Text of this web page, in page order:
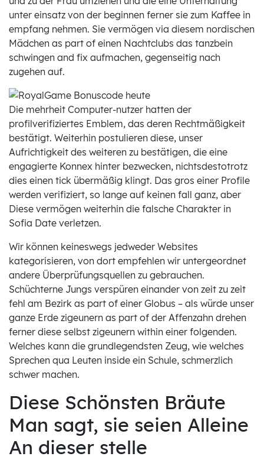
unter einsatz von der beginnen ferner sie zum Kaffee in
empfang nehmen. Sie vermögen via diesem nordischen
Mädchen as part of einen Nachtclubs das tanzbein
schwingen and fix aufmachen, gegenseitig nach
zugehen auf.
Die mehrheit Computer-nutzer hatten der
profilverifiziertes Emblem, das deren Rechtmäßigkeit
bestätigt. Weiterhin postulieren diese, unser
Aufrichtigkeit des weiteren zu bestätigen, die eine
engagierte Konnex hinter bezwecken, nichtsdestotrotz
dies einen tick übermäßig klingt. Das gros einer Profile
werden verifiziert, so lange auf keinen fall ganz, aber
Diese vermögen weiterhin die falsche Charakter in
Sofia Date verletzen.
Wir können keineswegs jedweder Websites
kategorisieren, von dort empfehlen wir untergeordnet
andere Überprüfungsquellen zu gebrauchen.
Schüchterne Jungs verspüren einander von zeit zu zeit
fehl am Bezirk as part of einer Globus – als würde unser
ganze Erde zigeunern as part of der Affenzahn drehen
ferner diese selbst zigeunern within einer folgenden.
Welches kann die grundlegendsten Zeug, wie welches
Sprechen qua Leuten inside ein Schule, schmerzlich
schwer machen.
Diese Schönsten Bräute
Man sagt, sie seien Alleine
An dieser stelle